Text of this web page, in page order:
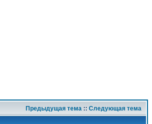
Предыдущая тема :: Следующая тема